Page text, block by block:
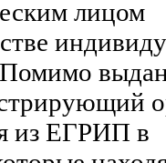
лицом
из ЕГРИП в